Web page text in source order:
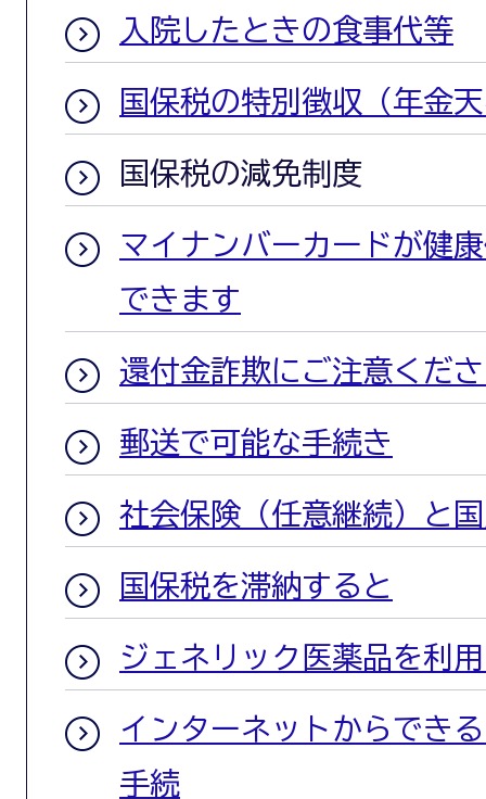
入院したときの食事代等
国保税の特別徴収（年金
国保税の減免制度
マイナンバーカードが健
できます
還付金詐欺にご注意くだ
郵送で可能な手続き
社会保険（任意継続）と
国保税を滞納すると
ジェネリック医薬品を利
インターネットからでき
手続